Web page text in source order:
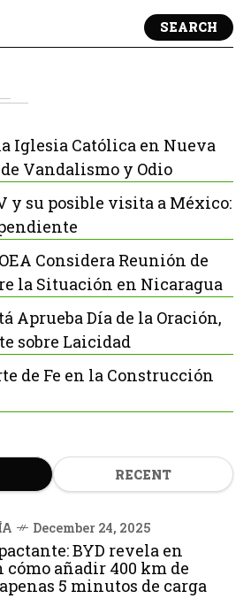
SEARCH
Iglesia Católica en Nueva
Vandalismo y Odio
y su posible visita a México:
Considera Reunión de
la Situación en Nicaragua
Aprueba Día de la Oración,
sobre Laicidad
de Fe en la Construcción
RECENT
December 24, 2025
BYD revela en
cómo añadir 400 km de
5 minutos de carga